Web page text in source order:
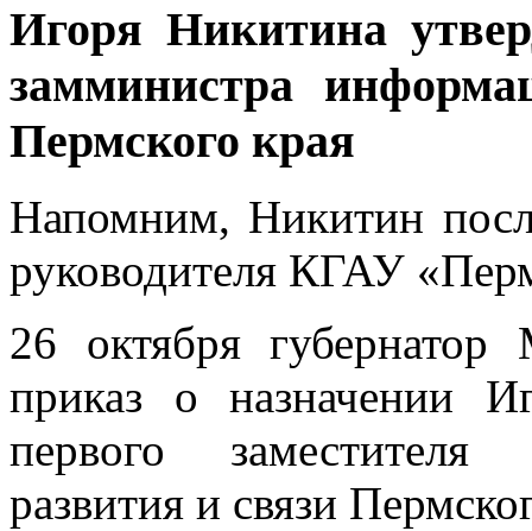
Игоря Никитина
замминистра
Пермского края
Напомним, Никитин
руководителя КГАУ
26 октября
приказ о назначении
первого заместителя
развития и связи